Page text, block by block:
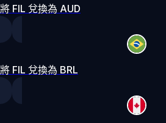
將 FIL 兌換為 AUD
將 FIL 兌換為 BRL